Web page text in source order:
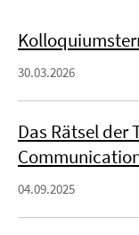
30.03.2026
Das Rätsel der
04.09.2025